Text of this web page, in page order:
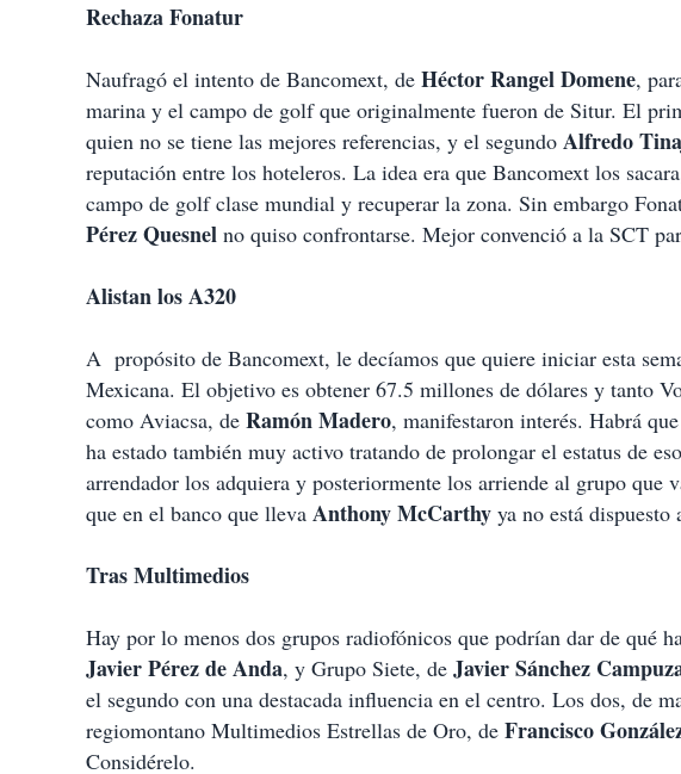
Rechaza Fonatur
Naufragó el intento de Bancomext, de Héctor Rangel Domene,
marina y el campo de golf que originalmente fueron de Situr. El
quien no se tiene las mejores referencias, y el segundo Alfredo
reputación entre los hoteleros. La idea era que Bancomext los
campo de golf clase mundial y recuperar la zona. Sin embargo
Pérez Quesnel no quiso confrontarse. Mejor convenció a la SCT
Alistan los A320
A propósito de Bancomext, le decíamos que quiere iniciar esta
Mexicana. El objetivo es obtener 67.5 millones de dólares y tanto
como Aviacsa, de Ramón Madero, manifestaron interés. Habrá
ha estado también muy activo tratando de prolongar el estatus de
arrendador los adquiera y posteriormente los arriende al grupo que
que en el banco que lleva Anthony McCarthy ya no está dispuesto
Tras Multimedios
Hay por lo menos dos grupos radiofónicos que podrían dar de qué
Javier Pérez de Anda, y Grupo Siete, de Javier Sánchez
el segundo con una destacada influencia en el centro. Los dos, de
regiomontano Multimedios Estrellas de Oro, de Francisco
Considérelo.